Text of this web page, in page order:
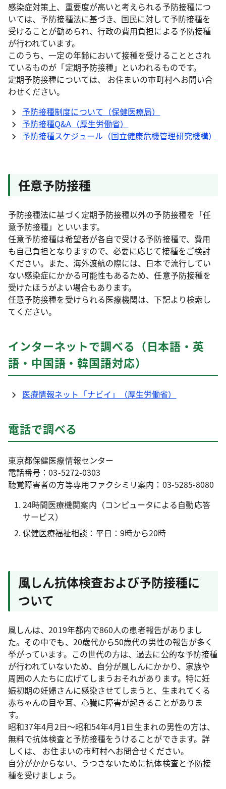
感染症対策上、重要度が高いと考えられる予防接種につ
いては、予防接種法に基づき、国民に対して予防接種を
受けることが勧められ、行政の費用負担による予防接種
が行われています。
このうち、一定の年齢において接種を受けることとされ
ているものが「定期予防接種」といわれるものです。
定期予防接種については、 お住まいの市町村へお問い合
わせください。
予防接種制度について（保健医療局）
予防接種Q&A（厚生労働省）
予防接種スケジュール（国立健康危機管理研究機構）
任意予防接種
予防接種法に基づく定期予防接種以外の予防接種を「任
意予防接種」といいます。
任意予防接種は希望者が各自で受ける予防接種で、費用
も自己負担となりますので、必要に応じて接種をご検討
ください。また、海外渡航の際には、日本で流行してい
ない感染症にかかる可能性もあるため、任意予防接種を
受けたほうがよい場合もあります。
任意予防接種を受けられる医療機関は、下記より検索し
てください。
インターネットで調べる（日本語・英
語・中国語・韓国語対応）
医療情報ネット「ナビイ」（厚生労働省）
電話で調べる
東京都保健医療情報センター
電話番号：03-5272-0303
聴覚障害者の方等専用ファクシミリ案内：03-5285-8080
24時間医療機関案内（コンピュータによる自動応答
サービス）
保健医療福祉相談：平日：9時から20時
風しん抗体検査および予防接種に
ついて
風しんは、2019年都内で860人の患者報告がありまし
た。その中でも、20歳代から50歳代の男性の報告が多く
挙がっています。この世代の方は、過去に公的な予防接種
が行われていないため、自分が風しんにかかり、家族や
周囲の人たちに広げてしまうおそれがあります。特に妊
娠初期の妊婦さんに感染させてしまうと、生まれてくる
赤ちゃんの目や耳、心臓に障害が起きることがありま
す。
昭和37年4月2日～昭和54年4月1日生まれの男性の方は、
無料で抗体検査と予防接種をうけることができます。詳
しくは、 お住まいの市町村へお問合せください。
自分がかからない、うつさないために抗体検査と予防接
種を受けましょう。